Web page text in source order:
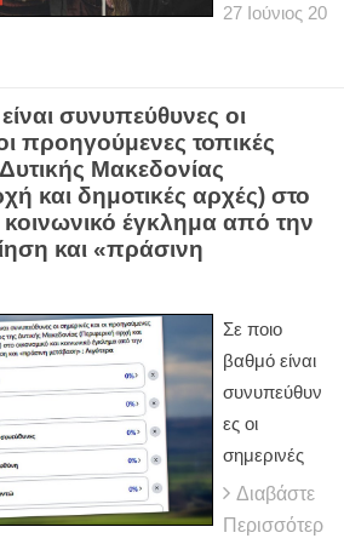
27 Ιούνιος 20
συνυπεύθυνες οι
προηγούμενες τοπικές
Δυτικής Μακεδονίας
και δημοτικές αρχές) στο
κοινωνικό έγκλημα από την
και «πράσινη
Σε ποιο
βαθμό είναι
συνυπεύθυν
ες οι
σημερινές
Διαβάστε
Περισσότερ